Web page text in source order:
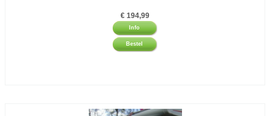
€ 194,99
Info
Bestel